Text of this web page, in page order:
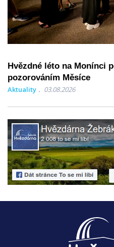
Hvězdné léto na Monínci
pozorováním Měsíce
Aktuality 03.08.2026